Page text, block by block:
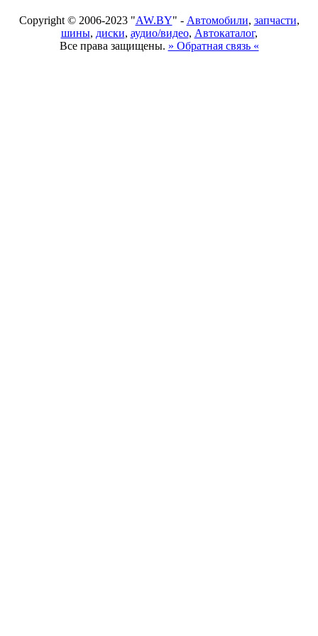
Copyright © 2006-2023 "AW.BY" - Автомобили, запчасти,
шины, диски, аудио/видео, Автокаталог,
Все права защищены. » Обратная связь «